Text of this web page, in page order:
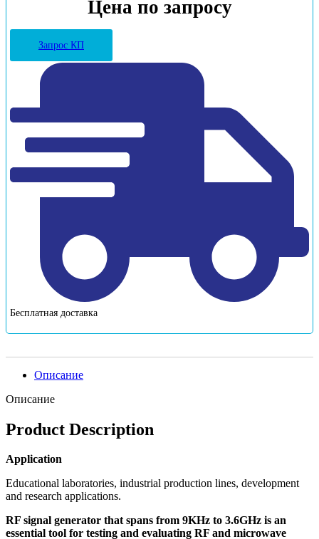
Цена по запросу
Запрос КП
Бесплатная доставка
Описание
Описание
Product Description
Application
Educational laboratories, industrial production lines, development
and research applications.
RF signal generator that spans from 9KHz to 3.6GHz is an
essential tool for testing and evaluating RF and microwave